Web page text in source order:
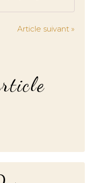
Article suivant »